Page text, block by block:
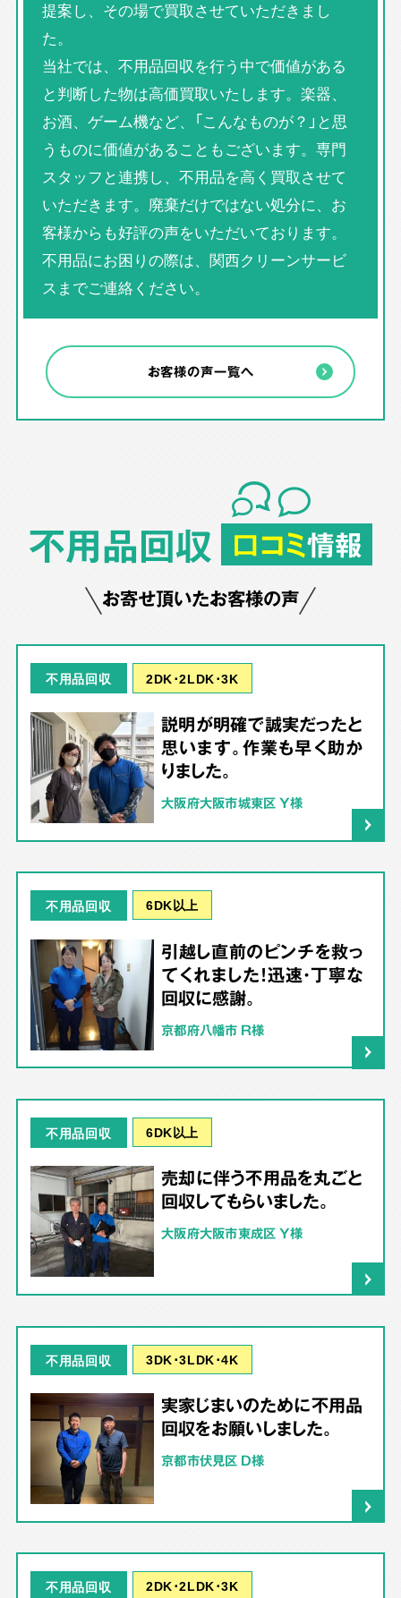
提案し、その場で買取させていただきまし
た。
当社では、不用品回収を行う中で価値がある
と判断した物は高価買取いたします。楽器、
お酒、ゲーム機など、「こんなものが？」と思
うものに価値があることもございます。専門
スタッフと連携し、不用品を高く買取させて
いただきます。廃棄だけではない処分に、お
客様からも好評の声をいただいております。
不用品にお困りの際は、関西クリーンサービ
スまでご連絡ください。
お客様の声一覧へ
不用品回収 口コミ情報
お寄せ頂いたお客様の声
不用品回収 2DK･2LDK･3K
説明が明確で誠実だったと
思います。作業も早く助か
りました。
大阪府大阪市城東区 Y様
不用品回収 6DK以上
引越し直前のピンチを救っ
てくれました！迅速・丁寧な
回収に感謝。
京都府八幡市 R様
不用品回収 6DK以上
売却に伴う不用品を丸ごと
回収してもらいました。
大阪府大阪市東成区 Y様
不用品回収 3DK･3LDK･4K
実家じまいのために不用品
回収をお願いしました。
京都市伏見区 D様
不用品回収 2DK･2LDK･3K